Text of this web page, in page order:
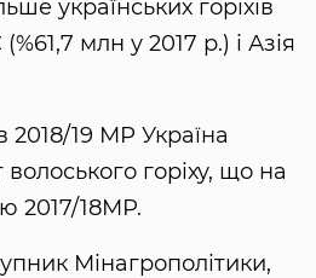
українських горіхів
млн у 2017 р.) і Азія
19 МР Україна
волоського горіху, що на
2017/18МР.
Мінагрополітики,